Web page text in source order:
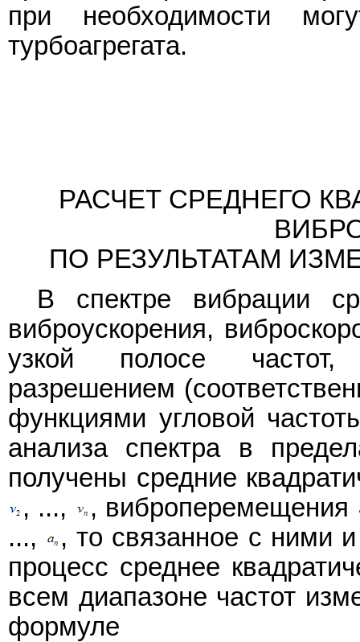
при необходимости
турбоагрегата.
РАСЧЕТ СРЕДНЕГО
ПО РЕЗУЛЬТАТАМ
В спектре вибрации
виброускорения,
узкой полосе частот,
разрешением
функциями угловой
анализа спектра в
получены средние
, ...,
, виброперемещения
...,
, то связанное с ними
процесс среднее
всем диапазоне частот
формуле